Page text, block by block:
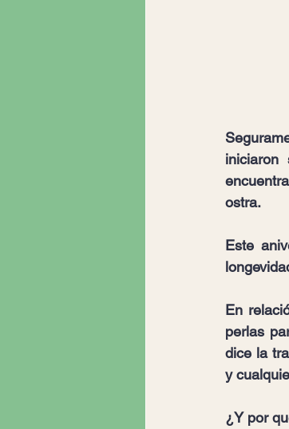
ostra.
Este
En
perlas
dice la
y
¿Y por